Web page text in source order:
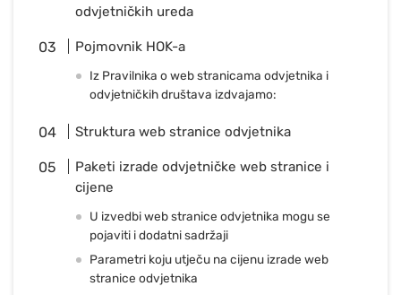
odvjetničkih ureda
Pojmovnik HOK-a
Iz Pravilnika o web stranicama odvjetnika i
odvjetničkih društava izdvajamo:
Struktura web stranice odvjetnika
Paketi izrade odvjetničke web stranice i
cijene
U izvedbi web stranice odvjetnika mogu se
pojaviti i dodatni sadržaji
Parametri koju utječu na cijenu izrade web
stranice odvjetnika